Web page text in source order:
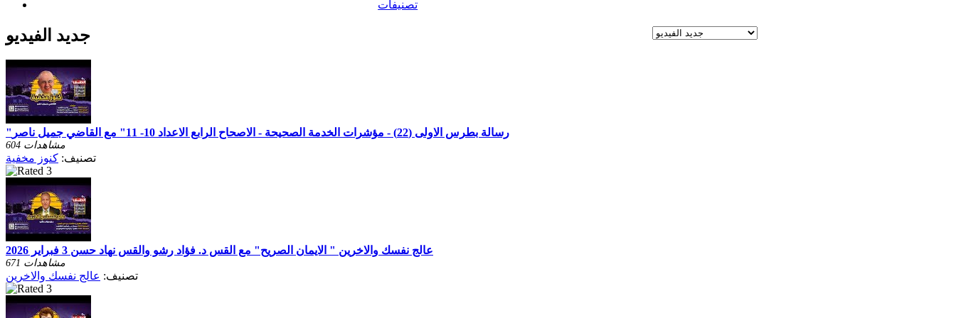
تصنيفات
جديد الفيديو
"رسالة بطرس الاولى (22) - مؤشرات الخدمة الصحيحة - الاصحاح الرابع الاعداد 10- 11" مع القاضي جميل ناصر
604 مشاهدات
تصنيف: كنوز مخفية
عالج نفسك والاخرين " الايمان الصريح" مع القس د. فؤاد رشو والقس نهاد حسن 3 فبراير 2026
671 مشاهدات
تصنيف: عالج نفسك والاخرين